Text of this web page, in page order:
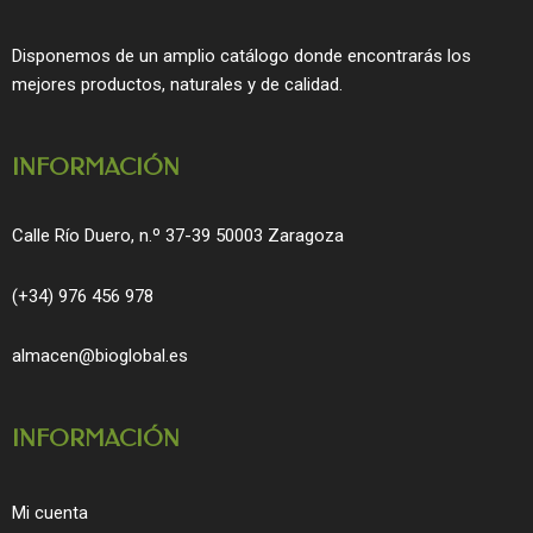
o
o
g
r
Disponemos de un amplio catálogo donde encontrarás los
mejores productos, naturales y de calidad.
INFORMACIÓN
Calle Río Duero, n.º 37-39 50003 Zaragoza
(+34) 976 456 978
almacen@bioglobal.es
INFORMACIÓN
Mi cuenta